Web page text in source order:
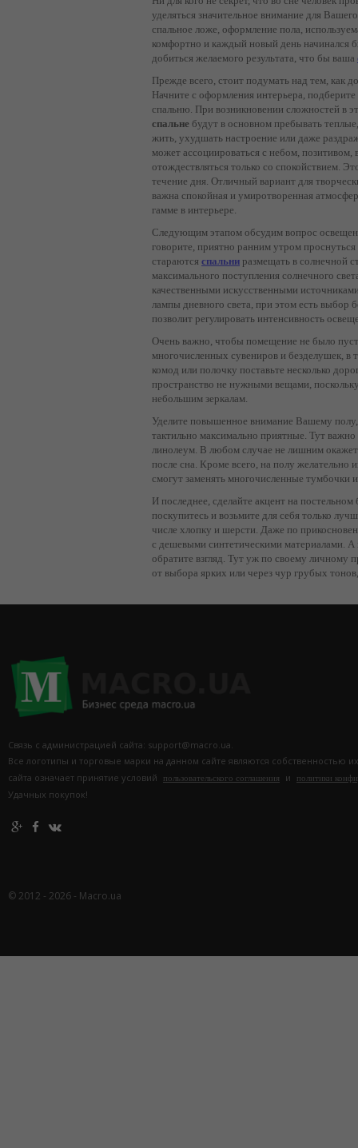
уделяться значительное внимание для
спальное ложе, оформление пола,
комфортно и каждый новый день начинался
добиться желаемого результата, что бы ваша
Прежде всего, стоит подумать над тем, как
Начните с оформления интерьера,
спальню. При возникновении сложностей в
спальне будут в основном пребывать
жить, ухудшать настроение или даже
может ассоциироваться с небом,
отождествляться только со спокойствием.
течение дня. Отличный вариант для
важна спокойная и умиротворенная
гамме в интерьере.
Следующим этапом обсудим вопрос
говорите, приятно ранним утром
стараются спальни размещать в солнечной
максимального поступления солнечного
качественными искусственными
лампы дневного света, при этом есть выбор
позволит регулировать интенсивность
Очень важно, чтобы помещение не было
многочисленных сувениров и безделушек, в
комод или полочку поставьте несколько
пространство не нужными вещами,
небольшим зеркалам.
Уделите повышенное внимание Вашему
тактильно максимально приятные. Тут
линолеум. В любом случае не лишним
после сна. Кроме всего, на полу
смогут заменять многочисленные тумбочки
И последнее, сделайте акцент на
поскупитесь и возьмите для себя только
числе хлопку и шерсти. Даже по
с дешевыми синтетическими материалами. А
обратите взгляд. Тут уж по своему личному
от выбора ярких или через чур грубых
Связь с администрацией сайта: support@macro.ua.
Все логотипы и торговые марки на данном сайте являются собственностью
сайта означает принятие условий
пользовательского соглашения и политики
Удачных покупок!
© 2012 - 2026 - Macro.ua